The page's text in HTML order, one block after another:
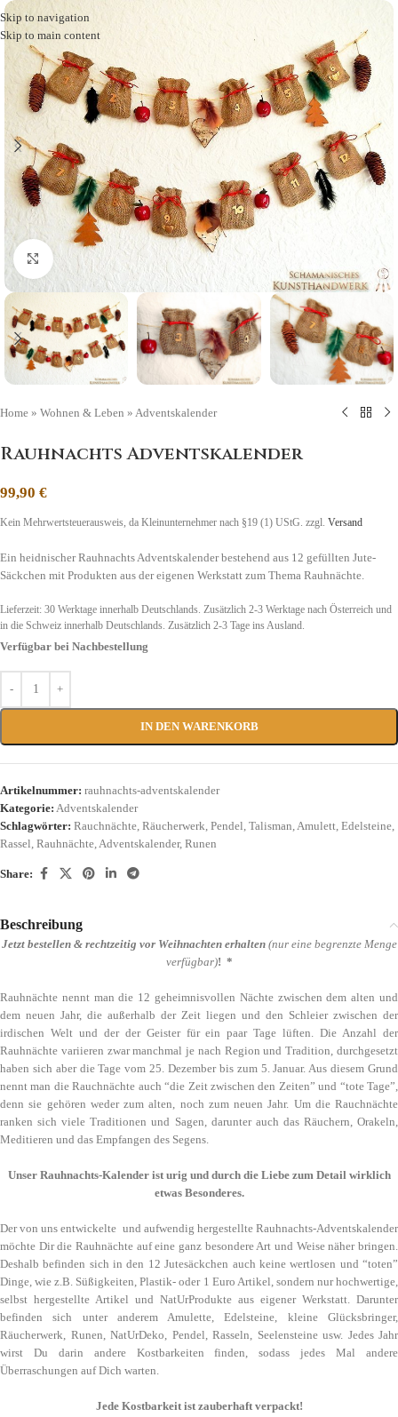
Skip to navigation
Skip to main content
Click to enlarge
Home » Wohnen & Leben » Adventskalender
Rauhnachts Adventskalender
99,90 €
Kein Mehrwertsteuerausweis, da Kleinunternehmer nach §19 (1) UStG. zzgl. Versand
Ein heidnischer Rauhnachts Adventskalender bestehend aus 12 gefüllten Jute-
Säckchen mit Produkten aus der eigenen Werkstatt zum Thema Rauhnächte.
Lieferzeit: 30 Werktage innerhalb Deutschlands. Zusätzlich 2-3 Werktage nach Österreich und
in die Schweiz innerhalb Deutschlands. Zusätzlich 2-3 Tage ins Ausland.
Verfügbar bei Nachbestellung
IN DEN WARENKORB
Artikelnummer: rauhnachts-adventskalender
Kategorie: Adventskalender
Schlagwörter: Rauchnächte, Räucherwerk, Pendel, Talisman,Amulett, Edelsteine,
Rassel, Rauhnächte,Adventskalender, Runen
Share:
Beschreibung
Jetzt bestellen & rechtzeitig vor Weihnachten erhalten (nur eine begrenzte Menge
verfügbar)! *
Rauhnächte nennt man die 12 geheimnisvollen Nächte zwischen dem alten und
dem neuen Jahr, die außerhalb der Zeit liegen und den Schleier zwischen der
irdischen Welt und der der Geister für ein paar Tage lüften. Die Anzahl der
Rauhnächte variieren zwar manchmal je nach Region und Tradition, durchgesetzt
haben sich aber die Tage vom 25. Dezember bis zum 5. Januar. Aus diesem Grund
nennt man die Rauchnächte auch “die Zeit zwischen den Zeiten” und “tote Tage”,
denn sie gehören weder zum alten, noch zum neuen Jahr. Um die Rauchnächte
ranken sich viele Traditionen und Sagen, darunter auch das Räuchern, Orakeln,
Meditieren und das Empfangen des Segens.
Unser Rauhnachts-Kalender ist urig und durch die Liebe zum Detail wirklich
etwas Besonderes.
Der von uns entwickelte und aufwendig hergestellte Rauhnachts-Adventskalender
möchte Dir die Rauhnächte auf eine ganz besondere Art und Weise näher bringen.
Deshalb befinden sich in den 12 Jutesäckchen auch keine wertlosen und “toten”
Dinge, wie z.B. Süßigkeiten, Plastik- oder 1 Euro Artikel, sondern nur hochwertige,
selbst hergestellte Artikel und NatUrProdukte aus eigener Werkstatt. Darunter
befinden sich unter anderem Amulette, Edelsteine, kleine Glücksbringer,
Räucherwerk, Runen, NatUrDeko, Pendel, Rasseln, Seelensteine usw. Jedes Jahr
wirst Du darin andere Kostbarkeiten finden, sodass jedes Mal andere
Überraschungen auf Dich warten.
Jede Kostbarkeit ist zauberhaft verpackt!